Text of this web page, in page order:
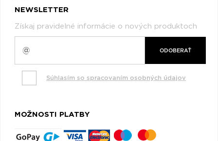
NEWSLETTER
Získaj pravidelné informácie o nových produktoch
ODOBERAŤ
Súhlasím so spracovaním osobných údajov
MOŽNOSTI PLATBY